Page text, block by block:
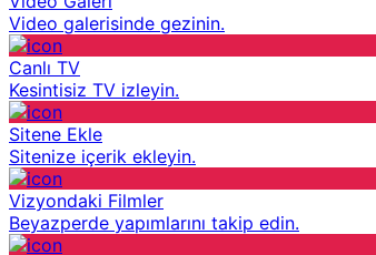
Video galerisinde gezinin.
Canlı TV
Kesintisiz TV izleyin.
Sitene Ekle
Sitenize içerik ekleyin.
Vizyondaki Filmler
Beyazperde yapımlarını takip edin.